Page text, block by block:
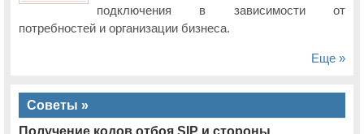
Информационная безопасность: новинки, тенденции и особенности
рынка на московской Cisco Connect 2014
Один из 14 тематических потоков московской Cisco Connect 2014
будет посвящен инфраструктуре корпоративной сети
подключения в зависимости от
потребностей и организации бизнеса.
Еще »
Советы »
Получение кодов отбоя SIP и стороны